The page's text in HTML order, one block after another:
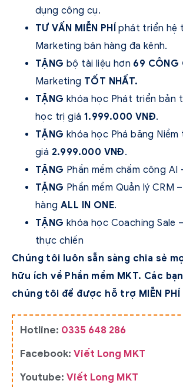
dụng công cụ.
TƯ VẤN MIỄN PHÍ phát triển hệ
Marketing bán hàng đa kênh.
TẶNG bộ tài liệu hơn 69 CÔNG
Marketing TỐT NHẤT.
TẶNG khóa học Phát triển bản
học trị giá 1.999.000 VNĐ.
TẶNG khóa học Phá băng
giá 2.999.000 VNĐ.
TẶNG Phần mềm chấm công AI
TẶNG Phần mềm Quản lý CRM
hàng ALL IN ONE.
TẶNG khóa học Coaching Sale
thực chiến
Chúng tôi luôn sẵn sàng chia sẻ
hữu ích về Phần mềm MKT. Các
chúng tôi để được hỗ trợ MIỄN
Hotline: 0335 648 286
Facebook: Viết Long MKT
Youtube: Viết Long MKT